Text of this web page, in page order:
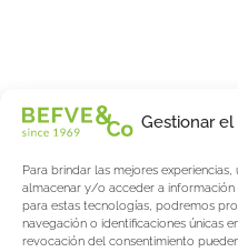
Gestionar
Para brindar las mejores
almacenar y/o acceder a
para estas tecnologías, podremos
navegación o identificaciones únicas
revocación del consentimiento
Befve & Co
Servicios
Fogonadura
Actualités & Evènements